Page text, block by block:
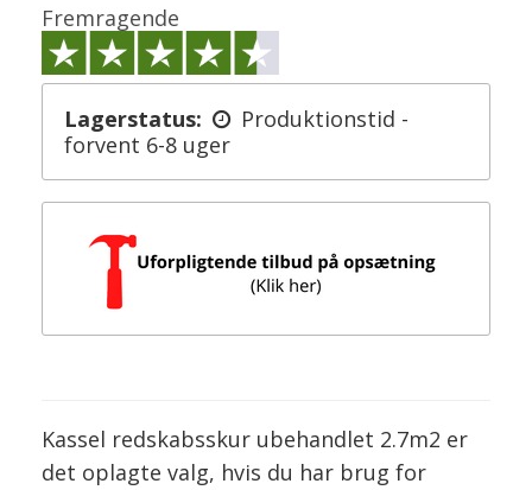
Fremragende
Lagerstatus:
Produktionstid -
forvent 6-8 uger
Kassel redskabsskur ubehandlet 2.7m2 er
det oplagte valg, hvis du har brug for